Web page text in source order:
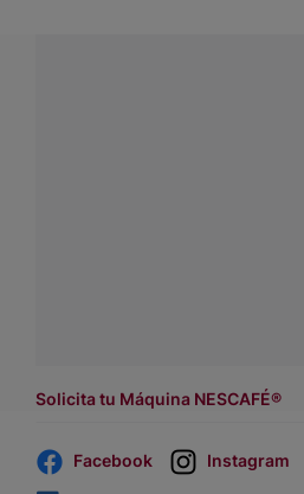
Solicita tu Máquina NESCAFÉ®
Facebook Instagram